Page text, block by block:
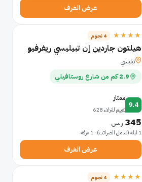
عرض الغرف
★★★★ 4 نجوم
هيلتون جاردين إن تبيليسي ريفرفيو
تبليسي
2.9 كم من شارع روستافيلي
9.4
ممتاز
تقييم للنزلاء 628
345 ر.س
1 ليلة (شامل الضرائب) · 1 غرفة
عرض الغرف
★★★★ 4 نجوم